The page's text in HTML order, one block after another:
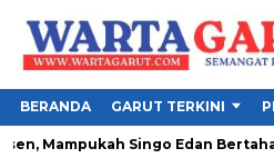
BERANDA GARUT TERKINI
Mampukah Singo Edan